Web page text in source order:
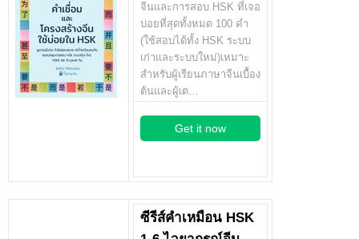
จีนและการสอบ HSK ที่เจอ
บ่อยที่สุดทั้งหมด 100 คำ
(ใช้สอบได้ทั้ง HSK ระบบ
เก่าและระบบใหม่)เหมาะ
สำหรับผู้เรียนภาษาจีนเบื้อง
ต้นและผู้เต…
Get it now
ซีรีส์คำเหมือน HSK